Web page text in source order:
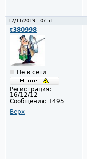
17/11/2019 - 07:51
t380998
Не в сети
Регистрация:
16/12/12
Сообщения: 1495
Верх